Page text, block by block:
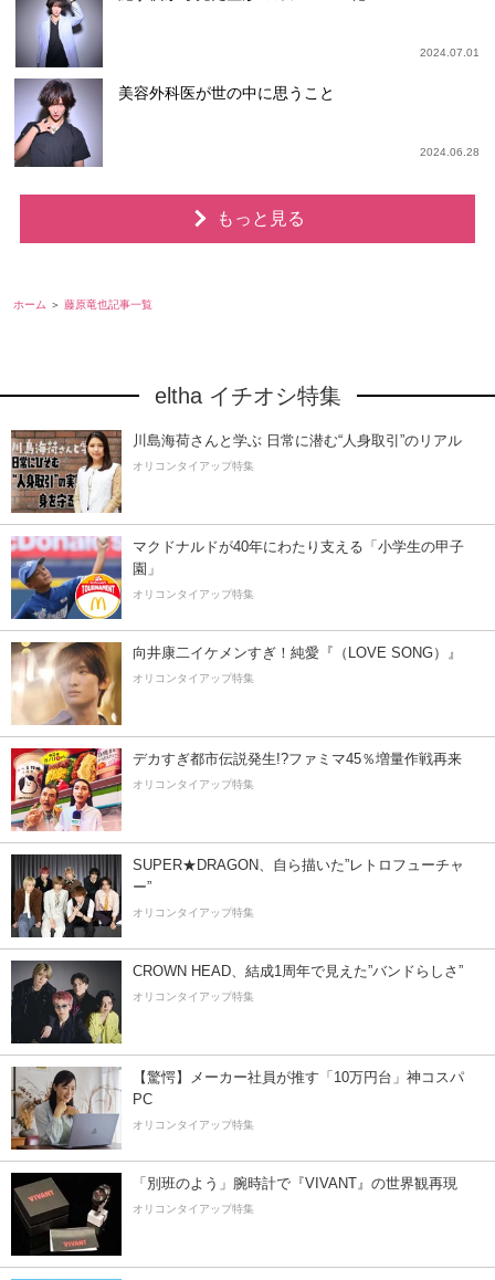
2024.07.01
美容外科医が世の中に思うこと
2024.06.28
もっと見る
ホーム 藤原竜也記事一覧
eltha イチオシ特集
川島海荷さんと学ぶ 日常に潜む“人身取引”のリアル
オリコンタイアップ特集
マクドナルドが40年にわたり支える「小学生の甲子
園」
オリコンタイアップ特集
向井康二イケメンすぎ！純愛『（LOVE SONG）』
オリコンタイアップ特集
デカすぎ都市伝説発生!?ファミマ45％増量作戦再来
オリコンタイアップ特集
SUPER★DRAGON、自ら描いた”レトロフューチャ
ー”
オリコンタイアップ特集
CROWN HEAD、結成1周年で見えた”バンドらしさ”
オリコンタイアップ特集
【驚愕】メーカー社員が推す「10万円台」神コスパ
PC
オリコンタイアップ特集
「別班のよう」腕時計で『VIVANT』の世界観再現
オリコンタイアップ特集